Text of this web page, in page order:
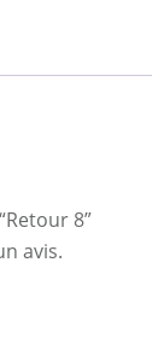
8”
avis.